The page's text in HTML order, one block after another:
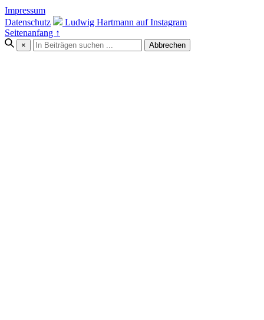
Impressum
Datenschutz
Ludwig Hartmann auf Instagram
Seitenanfang ↑
× Abbrechen